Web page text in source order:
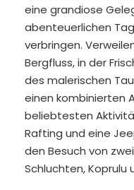
eine grandiose
abenteuerlichen
verbringen.
Bergfluss, in der
des malerischen
einen kombinierten
beliebtesten
Rafting und eine
den Besuch von
Schluchten, Koprulu